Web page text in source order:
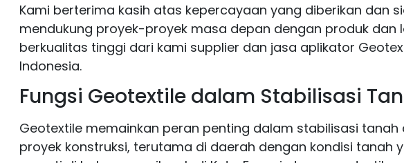
Kami berterima kasih atas kepercayaan yang diberikan dan
mendukung proyek-proyek masa depan dengan produk dan
berkualitas tinggi dari kami supplier dan jasa aplikator
Indonesia.
Fungsi Geotextile dalam Stabilisasi
Geotextile memainkan peran penting dalam stabilisasi tanah
proyek konstruksi, terutama di daerah dengan kondisi tanah